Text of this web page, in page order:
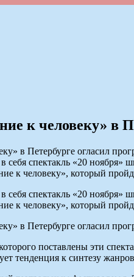
к человеку» в
спектакль «20 ноября»
к человеку», который
спектакль «20 ноября»
к человеку», который
поставлены эти
тенденция к синтезу